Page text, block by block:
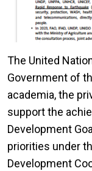
The United
Government of
academia, the
support the
Development
priorities under
Development